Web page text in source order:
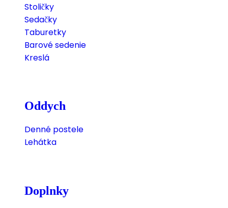
Stoličky
Sedačky
Taburetky
Barové sedenie
Kreslá
Oddych
Denné postele
Lehátka
Doplnky